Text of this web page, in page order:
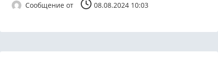
Сообщение от 08.08.2024 10:03